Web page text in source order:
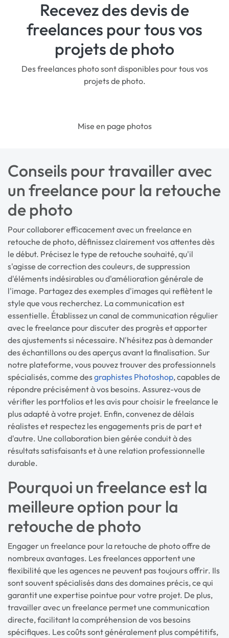
Recevez des devis de
freelances pour tous vos
projets de photo
Des freelances photo sont disponibles pour tous vos
projets de photo.
Mise en page photos
Conseils pour travailler avec
un freelance pour la retouche
de photo
Pour collaborer efficacement avec un freelance en
retouche de photo, définissez clairement vos attentes dès
le début. Précisez le type de retouche souhaité, qu'il
s'agisse de correction des couleurs, de suppression
d'éléments indésirables ou d'amélioration générale de
l'image. Partagez des exemples d'images qui reflètent le
style que vous recherchez. La communication est
essentielle. Établissez un canal de communication régulier
avec le freelance pour discuter des progrès et apporter
des ajustements si nécessaire. N'hésitez pas à demander
des échantillons ou des aperçus avant la finalisation. Sur
notre plateforme, vous pouvez trouver des professionnels
spécialisés, comme desgraphistes Photoshop, capables de
répondre précisément à vos besoins. Assurez-vous de
vérifier les portfolios et les avis pour choisir le freelance le
plus adapté à votre projet. Enfin, convenez de délais
réalistes et respectez les engagements pris de part et
d'autre. Une collaboration bien gérée conduit à des
résultats satisfaisants et à une relation professionnelle
durable.
Pourquoi un freelance est la
meilleure option pour la
retouche de photo
Engager un freelance pour la retouche de photo offre de
nombreux avantages. Les freelances apportent une
flexibilité que les agences ne peuvent pas toujours offrir. Ils
sont souvent spécialisés dans des domaines précis, ce qui
garantit une expertise pointue pour votre projet. De plus,
travailler avec un freelance permet une communication
directe, facilitant la compréhension de vos besoins
spécifiques. Les coûts sont généralement plus compétitifs,